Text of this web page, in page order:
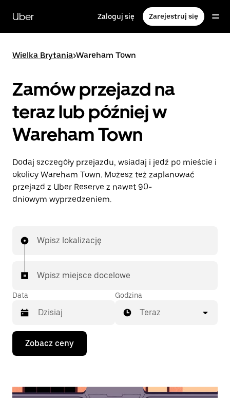
głównej
zawartości
Uber Zaloguj się Zarejestruj się
Wielka Brytania>Wareham Town
Zamów przejazd na
teraz lub później w
Wareham Town
Dodaj szczegóły przejazdu, wsiadaj i jedź po mieście i
okolicy Wareham Town. Możesz też zaplanować
przejazd z Uber Reserve z nawet 90-
dniowym wyprzedzeniem.
Wpisz lokalizację
Wpisz miejsce docelowe
Data
Naciśnij
klawisz
strzałki
do
Godzina
Teraz
Zobacz ceny